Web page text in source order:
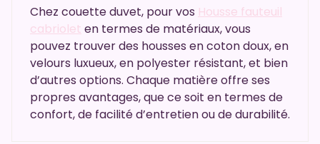
Chez couette duvet, pour vos Housse fauteuil
cabriolet en termes de matériaux, vous
pouvez trouver des housses en coton doux, en
velours luxueux, en polyester résistant, et bien
d’autres options. Chaque matière offre ses
propres avantages, que ce soit en termes de
confort, de facilité d’entretien ou de durabilité.